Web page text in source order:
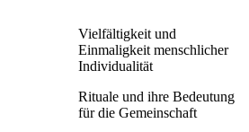
Vielfältigkeit und
Einmaligkeit menschlicher
Individualität
Rituale und ihre Bedeutung
für die Gemeinschaft